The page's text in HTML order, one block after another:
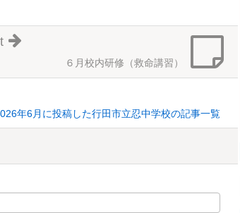
６月校内研修（救命講習）
年6月に投稿した行田市立忍中学校の記事一覧